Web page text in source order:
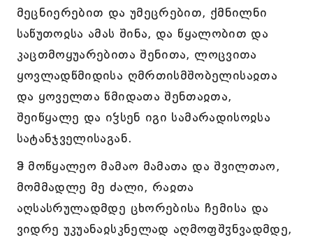
მეცნიერებით და უმეცრებით, ქმნილნი
საწუთოჲსა ამას შინა, და წყალობით და
კაცთმოყუარებითა შენითა, ლოცვითა
ყოვლადწმიდისა ღმრთისმშობელისაჲთა
და ყოველთა წმიდათა შენთაჲთა,
შეიწყალე და იჴსენ იგი სამარადისოჲსა
სატანჯველისაგან.
ჵ მოწყალეო მამაო მამათა და შვილთაო,
მომმადლე მე ძალი, რაჲთა
აღსასრულადმდე ცხორებისა ჩემისა და
ვიდრე უკუანაჲსკნელად აღმოფშჳნვადმდე,